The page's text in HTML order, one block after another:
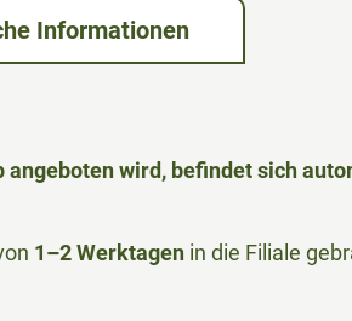
Informationen
angeboten wird, befindet sich
1–2 Werktagenin die Filiale